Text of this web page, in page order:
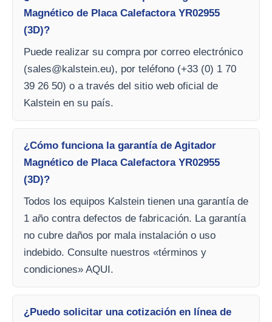
Magnético de Placa Calefactora YR02955
(3D)?
Puede realizar su compra por correo electrónico
(sales@kalstein.eu), por teléfono (+33 (0) 1 70
39 26 50) o a través del sitio web oficial de
Kalstein en su país.
¿Cómo funciona la garantía de Agitador
Magnético de Placa Calefactora YR02955
(3D)?
Todos los equipos Kalstein tienen una garantía de
1 año contra defectos de fabricación. La garantía
no cubre daños por mala instalación o uso
indebido. Consulte nuestros «términos y
condiciones» AQUI.
¿Puedo solicitar una cotización en línea de